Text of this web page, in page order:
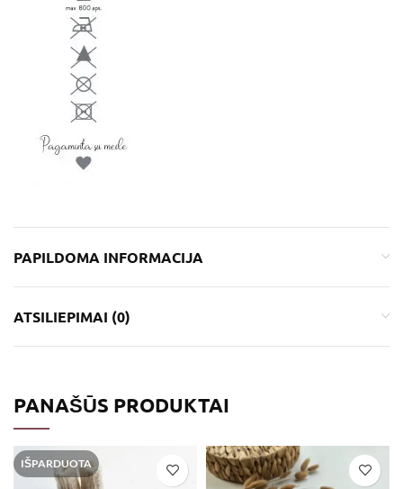
PAPILDOMA INFORMACIJA
ATSILIEPIMAI (0)
PANAŠŪS PRODUKTAI
IŠPARDUOTA